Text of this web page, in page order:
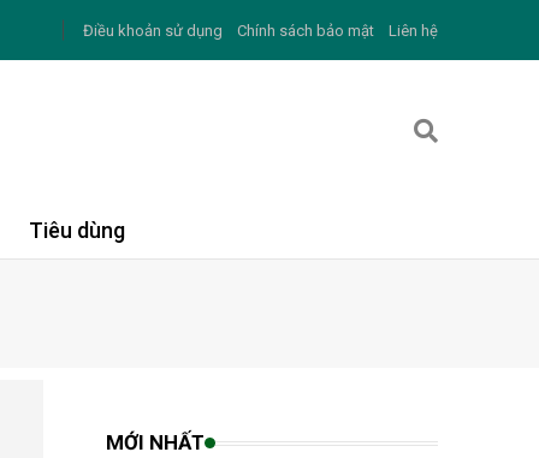
Điều khoản sử dụng Chính sách bảo mật Liên hệ
Tiêu dùng
MỚI NHẤT